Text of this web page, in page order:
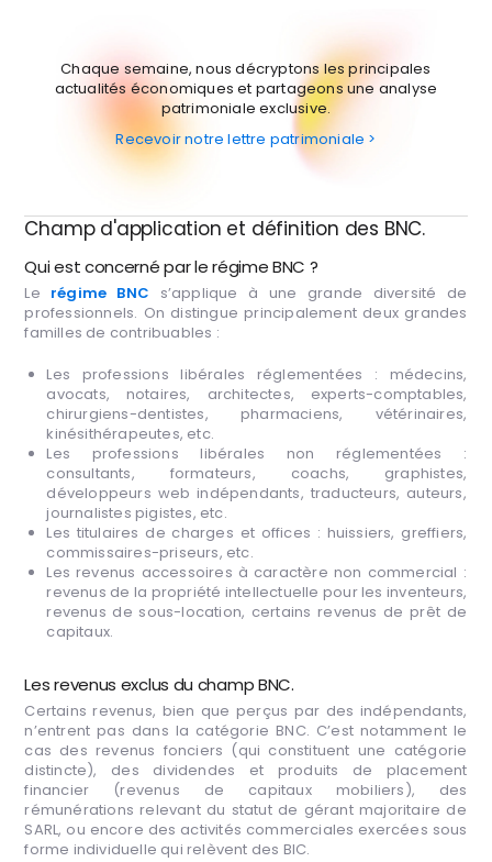
Chaque semaine, nous décryptons les principales
actualités économiques et partageons une analyse
patrimoniale exclusive.
Recevoir notre lettre patrimoniale >
Champ d'application et définition des BNC.
Qui est concerné par le régime BNC ?
Le régime BNC s’applique à une grande diversité de
professionnels. On distingue principalement deux grandes
familles de contribuables :
Les professions libérales réglementées : médecins,
avocats, notaires, architectes, experts-comptables,
chirurgiens-dentistes, pharmaciens, vétérinaires,
kinésithérapeutes, etc.
Les professions libérales non réglementées :
consultants, formateurs, coachs, graphistes,
développeurs web indépendants, traducteurs, auteurs,
journalistes pigistes, etc.
Les titulaires de charges et offices : huissiers, greffiers,
commissaires-priseurs, etc.
Les revenus accessoires à caractère non commercial :
revenus de la propriété intellectuelle pour les inventeurs,
revenus de sous-location, certains revenus de prêt de
capitaux.
Les revenus exclus du champ BNC.
Certains revenus, bien que perçus par des indépendants,
n’entrent pas dans la catégorie BNC. C’est notamment le
cas des revenus fonciers (qui constituent une catégorie
distincte), des dividendes et produits de placement
financier (revenus de capitaux mobiliers), des
rémunérations relevant du statut de gérant majoritaire de
SARL, ou encore des activités commerciales exercées sous
forme individuelle qui relèvent des BIC.